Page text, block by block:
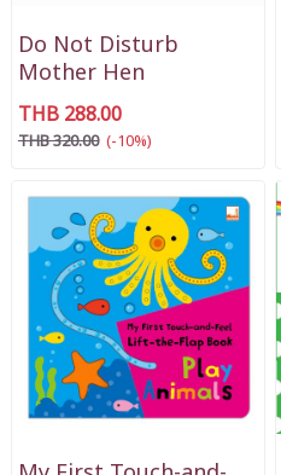
Do Not Disturb
Mother Hen
THB 288.00
THB 320.00 (-10%)